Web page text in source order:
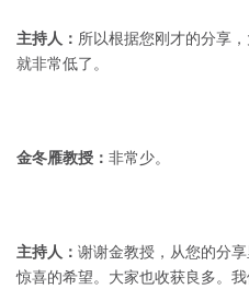
主持人： 所以根据您刚才的分享
就非常低了。
金冬雁教授： 非常少。
主持人： 谢谢金教授，从您的分
惊喜的希望。大家也收获良多。